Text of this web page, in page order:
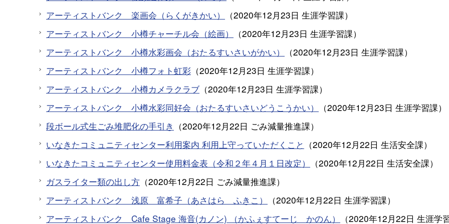
アーティストバンク 楽画会（らくがきかい）
（2020年12月23日 生涯学習課）
アーティストバンク 小樽チャーチル会（絵画）
（2020年12月23日 生涯学習課）
アーティストバンク 小樽水彩画会（おたるすいさいがかい）
（2020年12月23日 生涯学習課）
アーティストバンク 小樽フォト虹彩 （2020年12月23日 生涯学習課）
アーティストバンク 小樽カメラクラブ（2020年12月23日 生涯学習課）
アーティストバンク 小樽水彩同好会（おたるすいさいどうこうかい）
（2020年12月23日 生涯学習課）
段ボール式生ごみ堆肥化の手引き （2020年12月22日 ごみ減量推進課）
いなきたコミュニティセンター利用案内 利用上守っていただくこと （2020年12月22日 生活安全課）
いなきたコミュニティセンター使用料金表（令和２年４月１日改定）
（2020年12月22日 生活安全課）
ガスライター類の出し方 （2020年12月22日 ごみ減量推進課）
アーティストバンク 浅原 富希子（あさはら ふきこ）
（2020年12月22日 生涯学習課）
アーティストバンク Cafe Stage 海音(カノン) （かふぇすてーじ かのん）
（2020年12月22日 生涯学